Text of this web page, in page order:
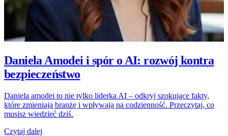
Daniela Amodei i spór o AI: rozwój kontra
bezpieczeństwo
Daniela amodei to nie tylko liderka AI – odkryj szokujące fakty,
które zmieniają branżę i wpływają na codzienność. Przeczytaj, co
musisz wiedzieć dziś.
Czytaj dalej